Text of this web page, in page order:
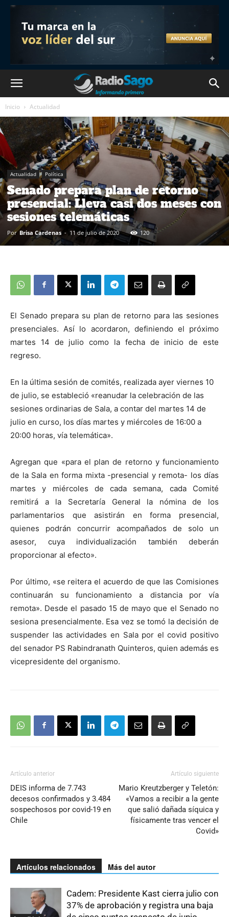
Inicio Actualidad
Actualidad Política
Senado prepara plan de retorno
presencial: Lleva casi dos meses con
sesiones telemáticas
Por Brisa Cardenas - 11 de julio de 2020 120
El Senado prepara su plan de retorno para las sesiones
presenciales. Así lo acordaron, definiendo el próximo
martes 14 de julio como la fecha de inicio de este
regreso.
En la última sesión de comités, realizada ayer viernes 10
de julio, se estableció «reanudar la celebración de las
sesiones ordinarias de Sala, a contar del martes 14 de
julio en curso, los días martes y miércoles de 16:00 a
20:00 horas, vía telemática».
Agregan que «para el plan de retorno y funcionamiento
de la Sala en forma mixta -presencial y remota- los días
martes y miércoles de cada semana, cada Comité
remitirá a la Secretaría General la nómina de los
parlamentarios que asistirán en forma presencial,
quienes podrán concurrir acompañados de solo un
asesor, cuya individualización también deberán
proporcionar al efecto».
Por último, «se reitera el acuerdo de que las Comisiones
continuarán su funcionamiento a distancia por vía
remota». Desde el pasado 15 de mayo que el Senado no
sesiona presencialmente. Esa vez se tomó la decisión de
suspender las actividades en Sala por el covid positivo
del senador PS Rabindranath Quinteros, quien además es
vicepresidente del organismo.
Artículo anterior
DEIS informa de 7.743
decesos confirmados y 3.484
sospechosos por covid-19 en
Chile
Artículo siguiente
Mario Kreutzberger y Teletón:
«Vamos a recibir a la gente
que salió dañada síquica y
físicamente tras vencer el
Covid»
Artículos relacionados Más del autor
Cadem: Presidente Kast cierra julio con
37% de aprobación y registra una baja